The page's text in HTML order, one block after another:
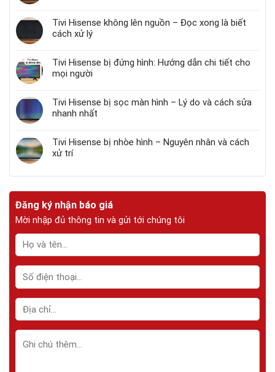
Tivi Hisense không lên nguồn – Đọc xong là biết
cách xử lý
Tivi Hisense bị đứng hình: Hướng dẫn chi tiết cho
mọi người
Tivi Hisense bị sọc màn hình – Lý do và cách sửa
nhanh nhất
Tivi Hisense bị nhòe hình – Nguyên nhân và cách
xử trí
Đăng ký nhận báo giá
Mời nhập đủ thông tin và gửi tới chúng tôi